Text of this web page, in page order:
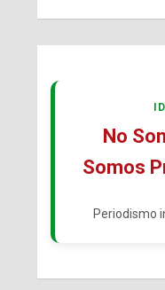
No
Somos
Periodismo